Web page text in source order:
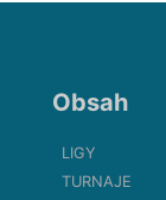
Obsah
LIGY
TURNAJE